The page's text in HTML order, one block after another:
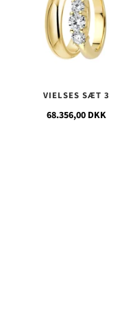
VIELSES SÆT 3
68.356,00 DKK